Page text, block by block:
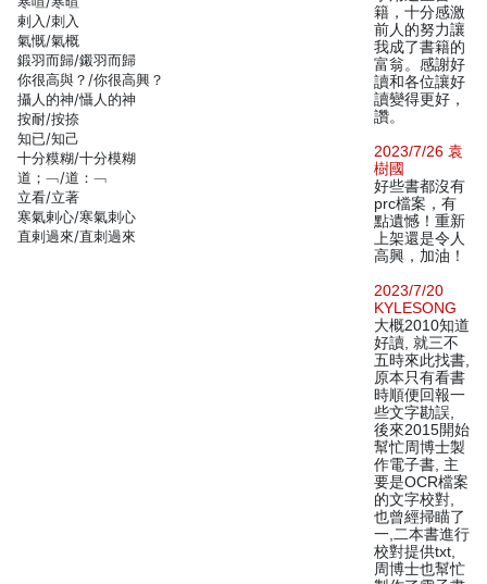
剌入/刺入
氣慨/氣概
鍛羽而歸/鎩羽而歸
你很高與？/你很高興？
攝人的神/懾人的神
按耐/按捺
知已/知己
十分糢糊/十分模糊
道；﹁/道：﹁
立看/立著
寒氣剌心/寒氣刺心
直剌過來/直刺過來
籍，十分感激
前人的努力讓
我成了書籍的
富翁。感謝好
讀和各位讓好
讀變得更好，
讚。
2023/7/26 袁
樹國
好些書都沒有
prc檔案，有
點遺憾！重新
上架還是令人
高興，加油！
2023/7/20
KYLESONG
大概2010知道
好讀, 就三不
五時來此找書,
原本只有看書
時順便回報一
些文字勘誤,
後來2015開始
幫忙周博士製
作電子書, 主
要是OCR檔案
的文字校對,
也曾經掃瞄了
一,二本書進行
校對提供txt,
周博士也幫忙